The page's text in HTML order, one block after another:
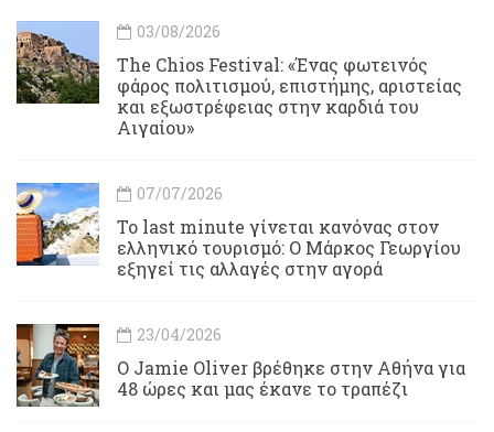
03/08/2026
Τhe Chios Festival: «Ένας φωτεινός
φάρος πολιτισμού, επιστήμης, αριστείας
και εξωστρέφειας στην καρδιά του
Αιγαίου»
07/07/2026
Το last minute γίνεται κανόνας στον
ελληνικό τουρισμό: Ο Μάρκος Γεωργίου
εξηγεί τις αλλαγές στην αγορά
23/04/2026
Ο Jamie Oliver βρέθηκε στην Αθήνα για
48 ώρες και μας έκανε το τραπέζι